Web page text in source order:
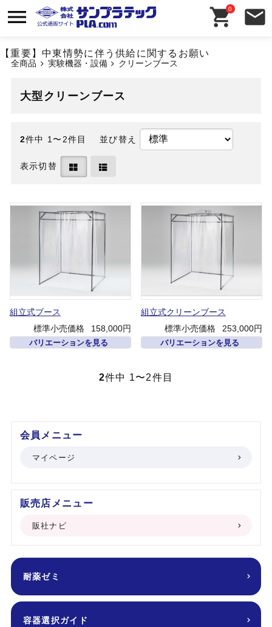
【重要】中東情勢に伴う供給に関するお願い
0
全商品 実験機器・設備 クリーンブース
大型クリーンブース
2件中 1〜2件目 並び替え
表示切替
組立式ブース
標準小売価格
158,000円
バリエーションを見る
組立式クリーンブース
標準小売価格
253,000円
バリエーションを見る
2件中 1〜2件目
会員メニュー
マイページ
販売店メニュー
販社ナビ
耐薬ゼミ
容器選択ガイド